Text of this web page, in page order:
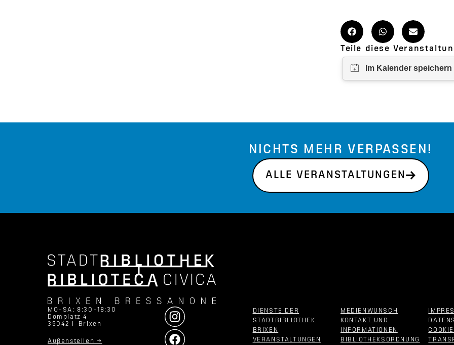
Teile diese
NICHTS MEHR VERPASSEN!
ALLE VERANSTALTUNGEN
MO–SA: 8:30–18:30
Domplatz 4
39042 I–Brixen
Außenstellen →
DIENSTE DER
STADTBIBLIOTHEK
BRIXEN
VERANSTALTUNGEN
MEDIENWUNSCH
KONTAKT UND
INFORMATIONEN
BIBLIOTHEKSORDNUNG